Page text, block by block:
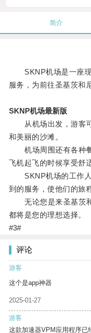
简介
SKNP机场是一座现
服务，为前往圣基茨和
SKNP机场最新版
从机场出发，游客可
和美丽的沙滩。
机场周围还有各种餐
飞机起飞的时候享受舒
SKNP机场的工作人
到的服务，使他们的旅
无论您是来圣基茨和
都将是您的理想选择。
#3#
评论
游客
这个是app神器
2025-01-27
游客
这款加速器VPM应用程序已